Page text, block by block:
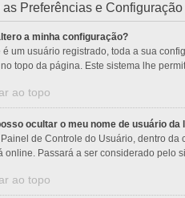
as Preferências e
a minha configuração?
é um usuário registrado, toda a sua
topo da página. Este sistema lhe
ao topo
ocultar o meu nome de usuário da
Painel de Controle do Usuário, dentro
online. Passará a ser considerado pelo
ao topo